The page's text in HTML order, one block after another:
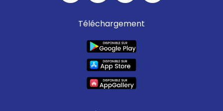
Téléchargement